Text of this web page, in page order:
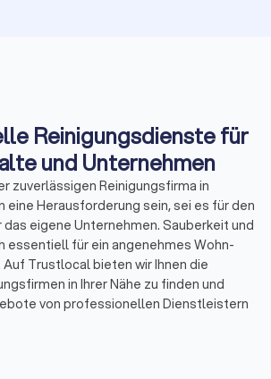
Reinigungsdienste für
und Unternehmen
zuverlässigen Reinigungsfirma in
eine Herausforderung sein, sei es für den
eigene Unternehmen. Sauberkeit und
essentiell für ein angenehmes Wohn-
Trustlocal bieten wir Ihnen die
in Ihrer Nähe zu finden und
von professionellen Dienstleistern